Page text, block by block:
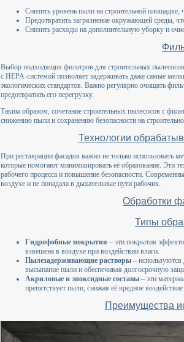
Снизить уровень пыли на строительной площадке,
Предотвратить загрязнение окружающей среды,
Снизить расходы на дополнительную уборку и
Выбор подходящих фильтров для строительных
с HEPA-системой позволяет задерживать даже самые
экологических стандартов. Важно регулярно очищать
предотвратить его перегрузку.
Таким образом, сочетание строительных пылесосов с
снижению пыли и сохранению безопасности на
Технологии
При реставрации фасадов важно не только использовать
которые помогают минимизировать её образование. Эти
рабочего процесса и повышение безопасности.
воздухе и не попадала в дыхательные пути рабочих.
Обработки
Типы
Гидрофобные покрытия – эти покрытия
взвешена в воздухе при воздействии влаги.
Пылезадерживающие растворы – используются
высыпание пыли и обеспечивая долгосрочную
Акриловые и эпоксидные составы – эти
препятствует пыли, снижая её вредное воздействие
Преимущества